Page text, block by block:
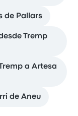
de Pallars
Tremp
a Artesa
de Aneu